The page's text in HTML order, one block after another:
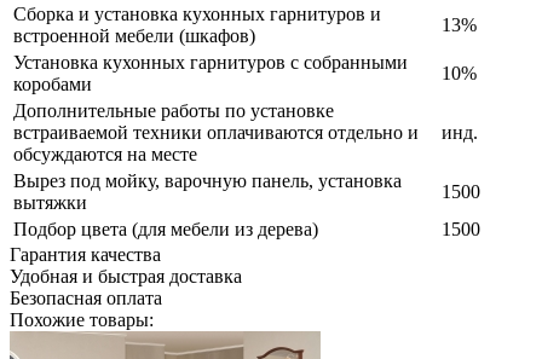
Сборка и установка кухонных гарнитуров и
встроенной мебели (шкафов)
13%
Установка кухонных гарнитуров с собранными
коробами
10%
Дополнительные работы по установке
встраиваемой техники оплачиваются отдельно и
обсуждаются на месте
инд.
Вырез под мойку, варочную панель, установка
вытяжки
1500
Подбор цвета (для мебели из дерева)
1500
Гарантия качества
Удобная и быстрая доставка
Безопасная оплата
Похожие товары: